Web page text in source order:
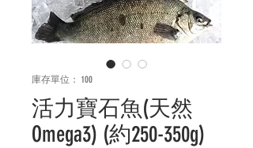
庫存單位： 100
活力寶石魚(天然
Omega3) (約250-350g)